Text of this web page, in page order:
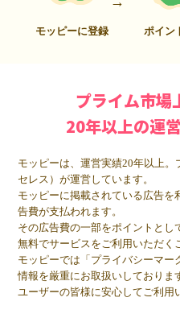
モッピーに登録 ポイン
プライム市場
20年以上の運
モッピーは、運営実績20年以上
セレス）が運営しています。
モッピーに掲載されている広告
告費が支払われます。
その広告費の一部をポイントとし
無料でサービスをご利用いただく
モッピーでは「プライバシーマー
情報を厳重にお取扱いしておりま
ユーザーの皆様に安心してご利用